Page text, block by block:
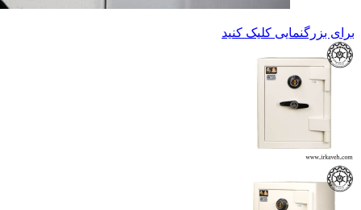
برای بزرگنمایی کلیک کنید